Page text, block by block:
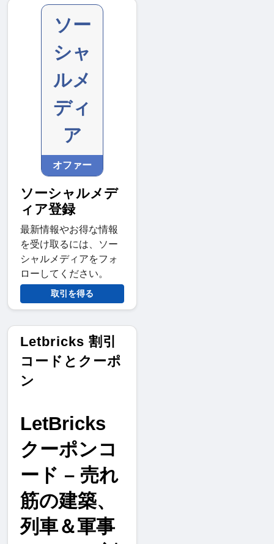
ソー
シャ
ルメ
ディ
ア
オファー
ソーシャルメデ
ィア登録
最新情報やお得な情報
を受け取るには、ソー
シャルメディアをフォ
ローしてください。
取引を得る
Letbricks 割引
コードとクーポ
ン
LetBricks
クーポンコ
ード – 売れ
筋の建築、
列車＆軍事